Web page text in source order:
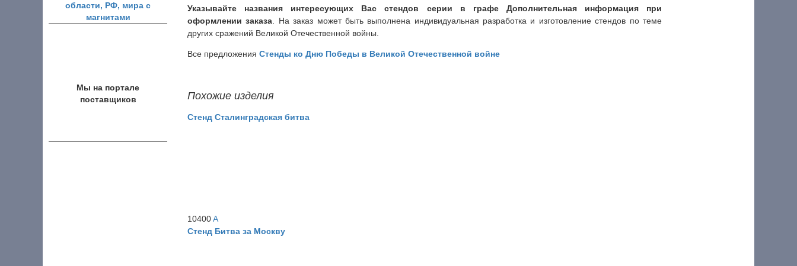
области, РФ, мира с
магнитами
Мы на портале
поставщиков
Указывайте названия интересующих Вас стендов серии в графе Дополнительная информация при
оформлении заказа . На заказ может быть выполнена индивидуальная разработка и изготовление стендов по теме
других сражений Великой Отечественной войны.
Все предложения Стенды ко Дню Победы в Великой Отечественной войне
Похожие изделия
Стенд Сталинградская битва
10400A
Стенд Битва за Москву